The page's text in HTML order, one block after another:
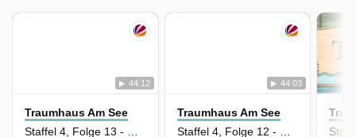
44:12
Traumhaus Am See
Staffel 4, Folge 13 - Das Familienprojekt
44:03
Traumhaus Am See
Staffel 4, Folge 12 - Das unverhoffte Untergeschoss